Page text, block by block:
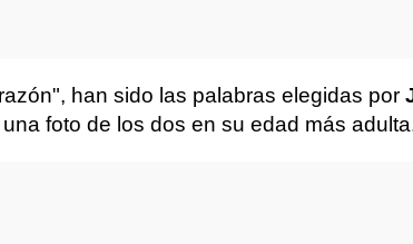
han sido las palabras elegidas por
foto de los dos en su edad más